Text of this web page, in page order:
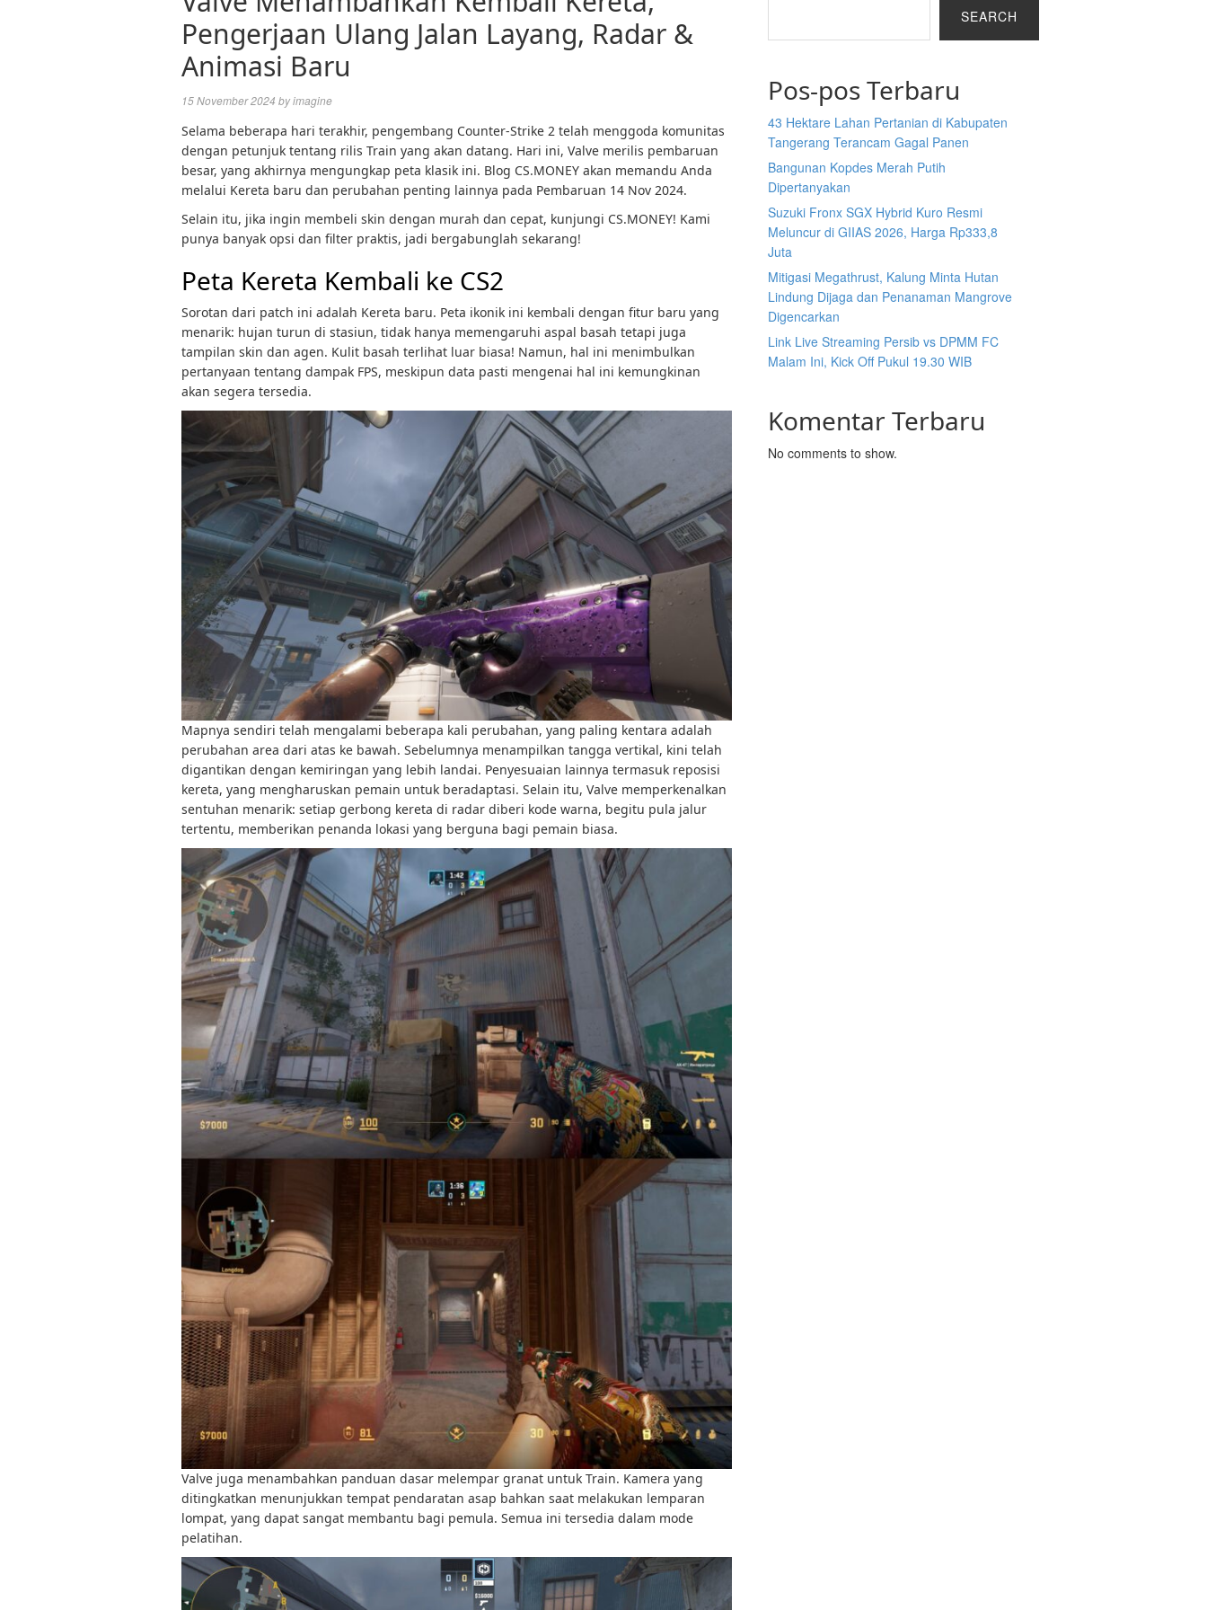
Pengerjaan Ulang Jalan Layang, Radar &
Animasi Baru
15 November 2024 byimagine
Selama beberapa hari terakhir, pengembang Counter-Strike 2 telah menggoda komunitas
dengan petunjuk tentang rilis Train yang akan datang. Hari ini, Valve merilis pembaruan
besar, yang akhirnya mengungkap peta klasik ini. Blog CS.MONEY akan memandu Anda
melalui Kereta baru dan perubahan penting lainnya pada Pembaruan 14 Nov 2024.
Selain itu, jika ingin membeli skin dengan murah dan cepat, kunjungi CS.MONEY! Kami
punya banyak opsi dan filter praktis, jadi bergabunglah sekarang!
Peta Kereta Kembali ke CS2
Sorotan dari patch ini adalah Kereta baru. Peta ikonik ini kembali dengan fitur baru yang
menarik: hujan turun di stasiun, tidak hanya memengaruhi aspal basah tetapi juga
tampilan skin dan agen. Kulit basah terlihat luar biasa! Namun, hal ini menimbulkan
pertanyaan tentang dampak FPS, meskipun data pasti mengenai hal ini kemungkinan
akan segera tersedia.
Mapnya sendiri telah mengalami beberapa kali perubahan, yang paling kentara adalah
perubahan area dari atas ke bawah. Sebelumnya menampilkan tangga vertikal, kini telah
digantikan dengan kemiringan yang lebih landai. Penyesuaian lainnya termasuk reposisi
kereta, yang mengharuskan pemain untuk beradaptasi. Selain itu, Valve memperkenalkan
sentuhan menarik: setiap gerbong kereta di radar diberi kode warna, begitu pula jalur
tertentu, memberikan penanda lokasi yang berguna bagi pemain biasa.
Valve juga menambahkan panduan dasar melempar granat untuk Train. Kamera yang
ditingkatkan menunjukkan tempat pendaratan asap bahkan saat melakukan lemparan
lompat, yang dapat sangat membantu bagi pemula. Semua ini tersedia dalam mode
pelatihan.
SEARCH
Pos-pos Terbaru
43 Hektare Lahan Pertanian di Kabupaten
Tangerang Terancam Gagal Panen
Bangunan Kopdes Merah Putih
Dipertanyakan
Suzuki Fronx SGX Hybrid Kuro Resmi
Meluncur di GIIAS 2026, Harga Rp333,8
Juta
Mitigasi Megathrust, Kalung Minta Hutan
Lindung Dijaga dan Penanaman Mangrove
Digencarkan
Link Live Streaming Persib vs DPMM FC
Malam Ini, Kick Off Pukul 19.30 WIB
Komentar Terbaru
No comments to show.